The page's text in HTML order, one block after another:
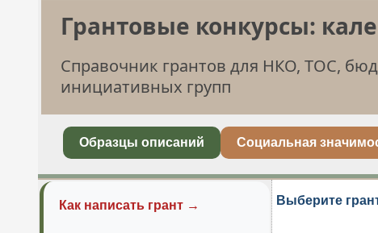
Грантовые конкурсы:
Справочник грантов для НКО, ТОС,
инициативных групп
Образцы описаний Социальная
Как написать грант → Выберите